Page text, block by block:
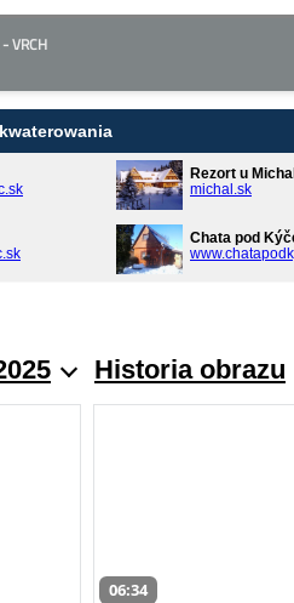
VRCH
Rezort u
michal.sk
Chata pod
Historia obrazu
06:34